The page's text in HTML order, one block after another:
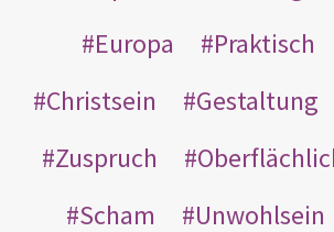
Europa
Praktisch
Christsein
Gestaltung
Zuspruch
Scham
Unwohlsein